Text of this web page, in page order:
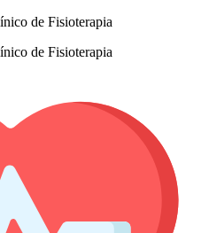
de Fisioterapia
de Fisioterapia